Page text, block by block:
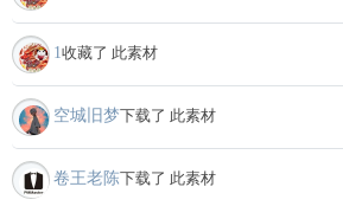
1 收藏了 此素材
空城旧梦下载了 此素材
卷王老陈下载了 此素材